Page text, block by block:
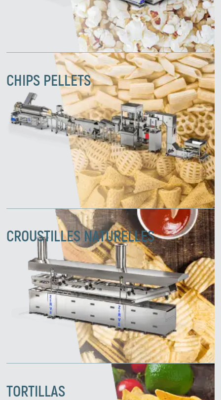
CHIPS PELLETS
CROUSTILLES NATURELLES
TORTILLAS